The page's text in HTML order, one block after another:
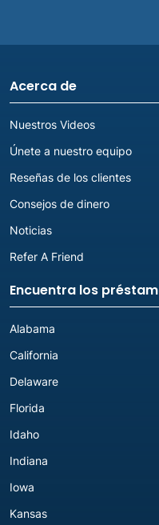
Acerca de
Nuestros Videos
Únete a nuestro equipo
Reseñas de los clientes
Consejos de dinero
Noticias
Refer A Friend
Encuentra los
Alabama
California
Delaware
Florida
Idaho
Indiana
Iowa
Kansas